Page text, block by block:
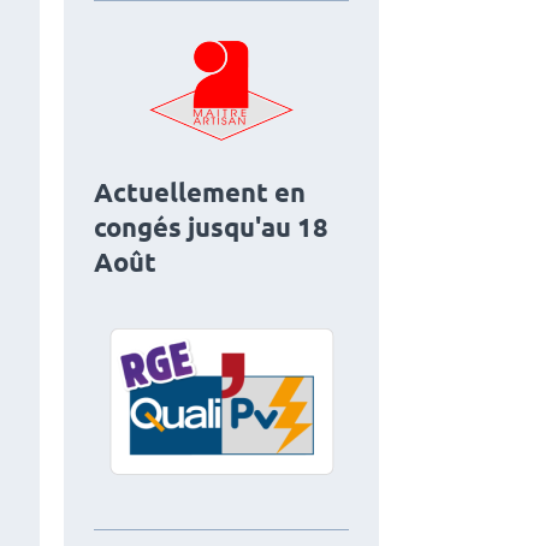
Actuellement en
congés jusqu'au 18
Août